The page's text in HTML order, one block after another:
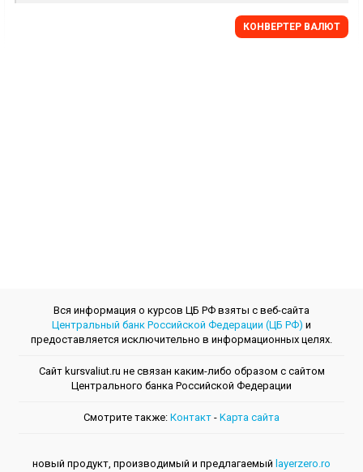
КОНВЕРТЕР ВАЛЮТ
Вся информация о курсов ЦБ РФ взяты с веб-сайта
Центральный банк Российской Федерации (ЦБ РФ) и
предоставляется исключительно в информационных целях.
Сайт kursvaliut.ru не связан каким-либо образом с сайтом
Центрального банкa Российской Федерации
Смотрите также: Контакт - Kарта сайта
новый продукт, производимый и предлагаемый layerzero.ro